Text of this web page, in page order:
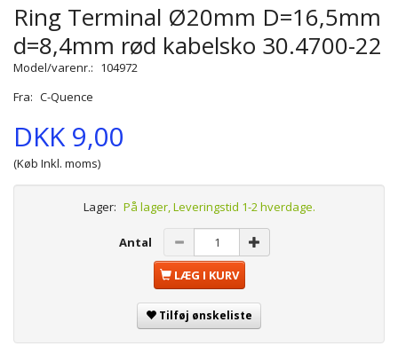
Ring Terminal Ø20mm D=16,5mm
d=8,4mm rød kabelsko 30.4700-22
Model/varenr.: 104972
Fra: C-Quence
DKK 9,00
(Køb Inkl. moms)
Lager: På lager, Leveringstid 1-2 hverdage.
Antal
LÆG I KURV
Tilføj ønskeliste